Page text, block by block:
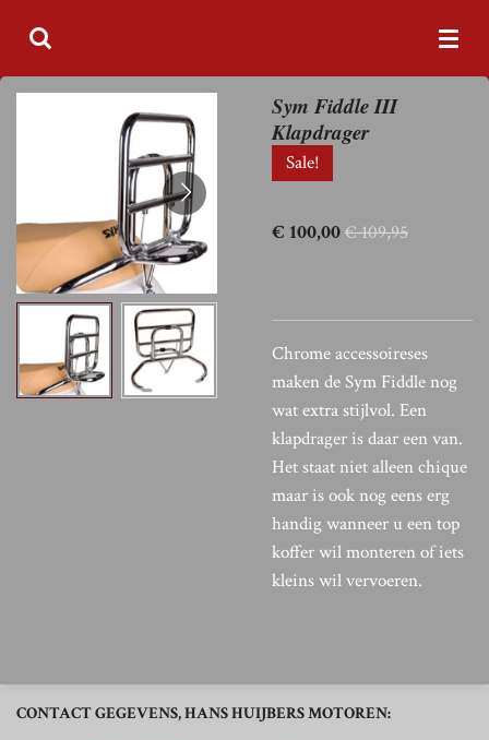
Ga
direct
naar
hoofdinhoud
Sym Fiddle III
Klapdrager
Sale!
€ 100,00€ 109,95
Chrome accessoireses
maken de Sym Fiddle nog
wat extra stijlvol. Een
klapdrager is daar een van.
Het staat niet alleen chique
maar is ook nog eens erg
handig wanneer u een top
koffer wil monteren of iets
kleins wil vervoeren.
CONTACT GEGEVENS, HANS HUIJBERS MOTOREN: